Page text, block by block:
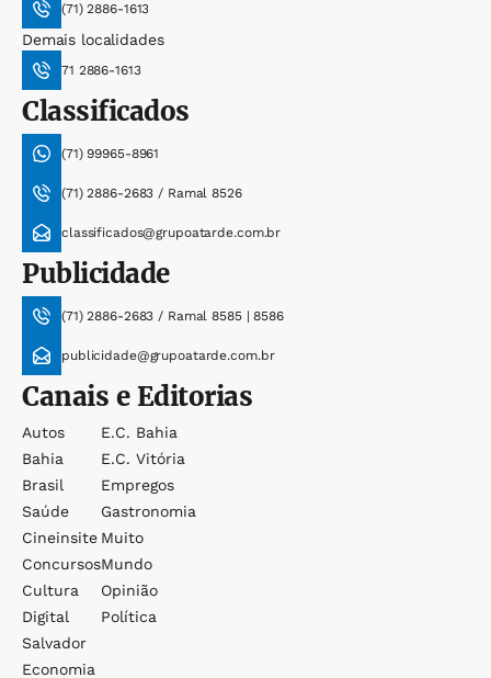
(71) 2886-1613
Demais localidades
71 2886-1613
Classificados
(71) 99965-8961
(71) 2886-2683 / Ramal 8526
classificados@grupoatarde.com.br
Publicidade
(71) 2886-2683 / Ramal 8585 | 8586
publicidade@grupoatarde.com.br
Canais e Editorias
Autos
Bahia
Brasil
Saúde
Cineinsite
Concursos
Cultura
Digital
Salvador
Economia
E.c. Bahia
E.c. Vitória
Empregos
Gastronomia
Muito
Mundo
Opinião
Política